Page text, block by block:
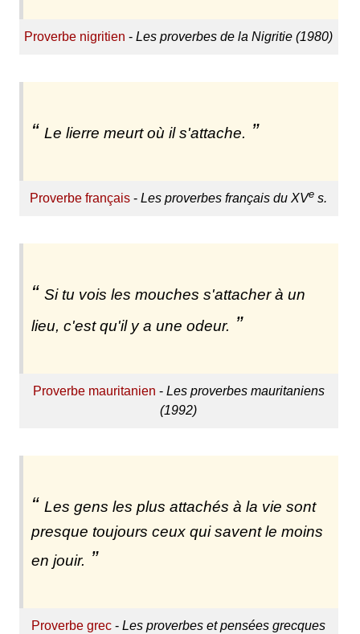
Proverbe nigritien -Les proverbes de la Nigritie (1980)
Le lierre meurt où il s'attache.
Proverbe français -Les proverbes français du XVe s.
Si tu vois les mouches s'attacher à un
lieu, c'est qu'il y a une odeur.
Proverbe mauritanien - Les proverbes mauritaniens
(1992)
Les gens les plus attachés à la vie sont
presque toujours ceux qui savent le moins
en jouir.
Proverbe grec -Les proverbes et pensées grecques